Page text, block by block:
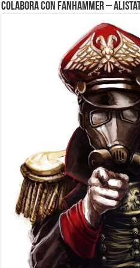
Colabora con FanHammer –